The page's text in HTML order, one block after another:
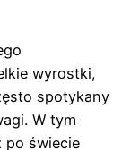
wyrostki,
spotykany
W tym
po świecie